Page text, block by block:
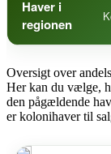
Haver i
regionen
Oversigt over
Her kan du vælge,
den pågældende
er kolonihaver til